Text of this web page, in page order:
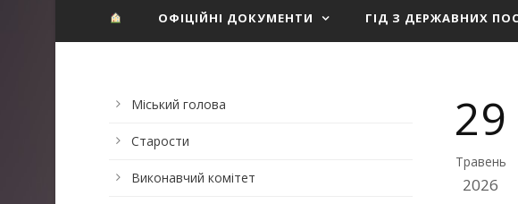
ОФІЦІЙНІ ДОКУМЕНТИ ГІД З ДЕРЖАВНИХ
29
Травень
2026
Міський голова
Старости
Виконавчий комітет